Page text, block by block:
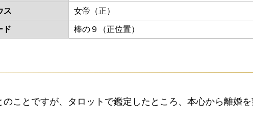
ス 女帝（正）
ド 棒の９（正位置）
ことですが、タロットで鑑定したところ、本心から離婚